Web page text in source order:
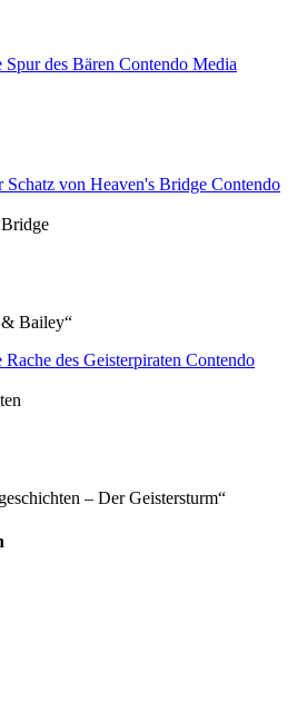
Bailey“
– Der Geistersturm“